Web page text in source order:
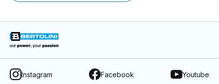
Instagram Facebook Youtube